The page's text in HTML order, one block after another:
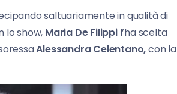
saltuariamente in qualità di
lo show, Maria De Filippil’ha scelta
Alessandra Celentano,con la